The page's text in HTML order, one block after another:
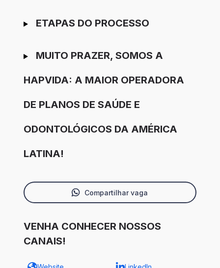
ETAPAS DO PROCESSO
MUITO PRAZER, SOMOS A
HAPVIDA: A MAIOR OPERADORA
DE PLANOS DE SAÚDE E
ODONTOLÓGICOS DA AMÉRICA
LATINA!
Compartilhar vaga
VENHA CONHECER NOSSOS
CANAIS!